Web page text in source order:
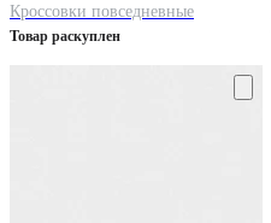
Кроссовки повседневные
Товар раскуплен